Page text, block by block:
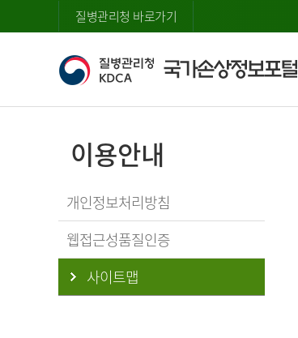
질병관리청 바로가기
이용안내
개인정보처리방침
웹접근성품질인증
사이트맵